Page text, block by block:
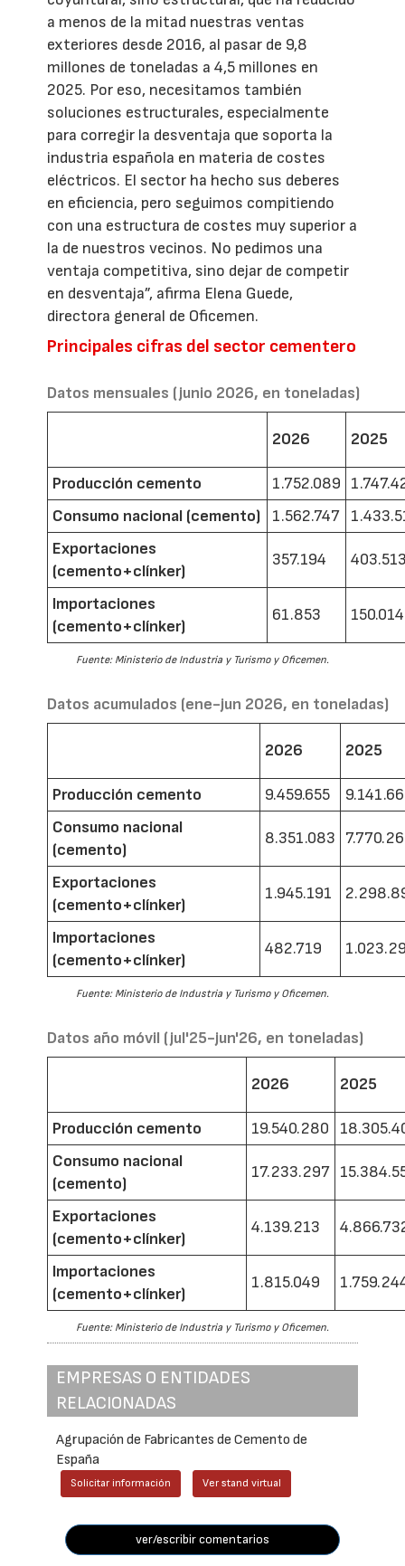
a menos de la mitad nuestras ventas
exteriores desde 2016, al pasar de 9,8
millones de toneladas a 4,5 millones en
2025. Por eso, necesitamos también
soluciones estructurales, especialmente
para corregir la desventaja que soporta la
industria española en materia de costes
eléctricos. El sector ha hecho sus deberes
en eficiencia, pero seguimos compitiendo
con una estructura de costes muy superior a
la de nuestros vecinos. No pedimos una
ventaja competitiva, sino dejar de competir
en desventaja”, afirma Elena Guede,
directora general de Oficemen.
Principales cifras del sector cementero
Datos mensuales (junio 2026, en toneladas)
2026 2025
Producción cemento 1.752.089
Consumo nacional (cemento)
1.562.747
Exportaciones
(cemento+clínker)
357.194
Importaciones
(cemento+clínker)
61.853 150.014
Fuente: Ministerio de Industria y Turismo y Oficemen.
Datos acumulados (ene-jun 2026, en toneladas)
2026 2025
Producción cemento 9.459.655
Consumo nacional
(cemento)
8.351.083
Exportaciones
(cemento+clínker)
1.945.191
Importaciones
(cemento+clínker)
482.719
Fuente: Ministerio de Industria y Turismo y Oficemen.
Datos año móvil (jul'25-jun'26, en toneladas)
2026 2025
Producción cemento 19.540.280
Consumo nacional
(cemento)
17.233.297
Exportaciones
(cemento+clínker)
4.139.213
Importaciones
(cemento+clínker)
1.815.049
Fuente: Ministerio de Industria y Turismo y Oficemen.
EMPRESAS O ENTIDADES
RELACIONADAS
Agrupación de Fabricantes de Cemento de
España
Solicitar información Ver stand virtual
ver/escribir comentarios